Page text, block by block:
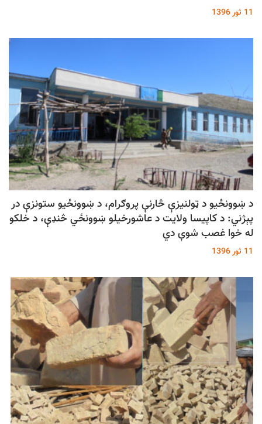
11 ثور 1396
د ښوونځيو د ټولنيزې څارنې پروګرام، د ښوونځيو ستونزې در
پېژني: د کاپيسا ولايت د عاشورخيلو ښوونځي څنډې، د خلکو
له خوا غصب شوې دي
11 ثور 1396